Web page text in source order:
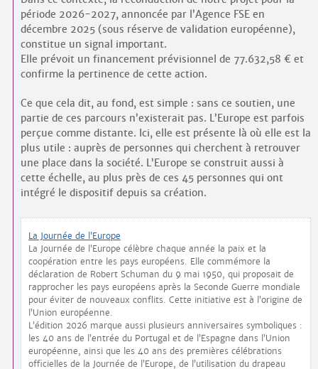
période 2026-2027, annoncée par l’Agence FSE en
décembre 2025 (sous réserve de validation européenne),
constitue un signal important.
Elle prévoit un financement prévisionnel de 77.632,58 € et
confirme la pertinence de cette action.
Ce que cela dit, au fond, est simple : sans ce soutien, une
partie de ces parcours n’existerait pas. L’Europe est parfois
perçue comme distante. Ici, elle est présente là où elle est la
plus utile : auprès de personnes qui cherchent à retrouver
une place dans la société. L’Europe se construit aussi à
cette échelle, au plus près de ces 45 personnes qui ont
intégré le dispositif depuis sa création.
La Journée de l’Europe
La Journée de l’Europe célèbre chaque année la paix et la
coopération entre les pays européens. Elle commémore la
déclaration de Robert Schuman du 9 mai 1950, qui proposait de
rapprocher les pays européens après la Seconde Guerre mondiale
pour éviter de nouveaux conflits. Cette initiative est à l’origine de
l’Union européenne.
L’édition 2026 marque aussi plusieurs anniversaires symboliques :
les 40 ans de l’entrée du Portugal et de l’Espagne dans l’Union
européenne, ainsi que les 40 ans des premières célébrations
officielles de la Journée de l’Europe, de l’utilisation du drapeau